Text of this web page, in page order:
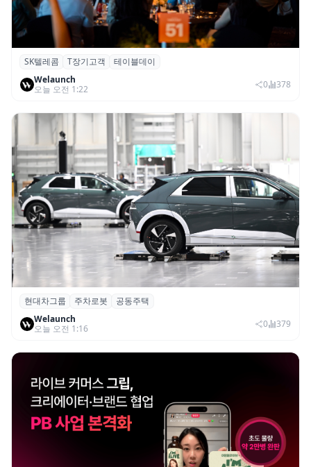
SK텔레콤, ‘T 장기고객 프로그램 테이블 데
이’ 서울 행사 성료
SK텔레콤 T장기고객
테이블데이
Welaunch
오늘 오전 1:22
0 378
현대차그룹, 아파트 단지 내 공동주택 주차
로봇 실증 추진
현대차그룹 주차로봇
공동주택
Welaunch
오늘 오전 1:16
0 379